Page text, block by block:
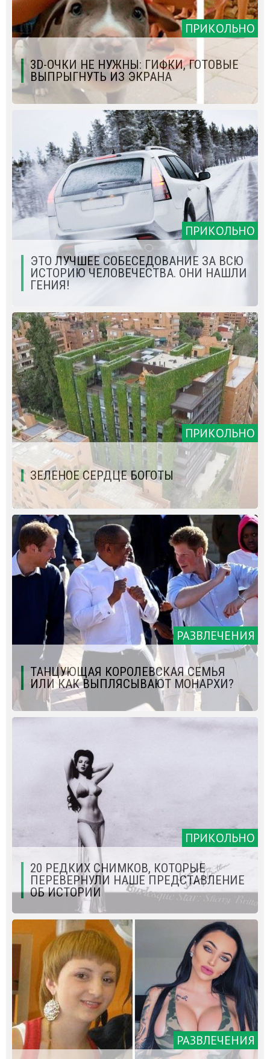
ПРИКОЛЬНО
3D-ОЧКИ НЕ НУЖНЫ: ГИФКИ, ГОТОВЫЕ
ВЫПРЫГНУТЬ ИЗ ЭКРАНА
ПРИКОЛЬНО
ЭТО ЛУЧШЕЕ СОБЕСЕДОВАНИЕ ЗА ВСЮ
ИСТОРИЮ ЧЕЛОВЕЧЕСТВА. ОНИ НАШЛИ
ГЕНИЯ!
ПРИКОЛЬНО
ЗЕЛЕНОЕ СЕРДЦЕ БОГОТЫ
РАЗВЛЕЧЕНИЯ
ТАНЦУЮЩАЯ КОРОЛЕВСКАЯ СЕМЬЯ
ИЛИ КАК ВЫПЛЯСЫВАЮТ МОНАРХИ?
ПРИКОЛЬНО
20 РЕДКИХ СНИМКОВ, КОТОРЫЕ
ПЕРЕВЕРНУЛИ НАШЕ ПРЕДСТАВЛЕНИЕ
ОБ ИСТОРИИ
РАЗВЛЕЧЕНИЯ